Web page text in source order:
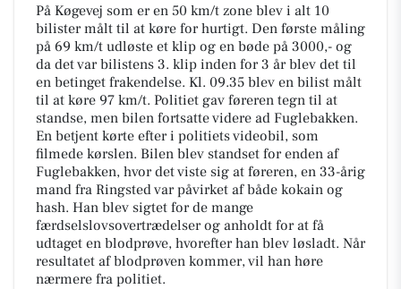
På Køgevej som er en 50 km/t zone blev i alt 10
bilister målt til at køre for hurtigt. Den første måling
på 69 km/t udløste et klip og en bøde på 3000,- og
da det var bilistens 3. klip inden for 3 år blev det til
en betinget frakendelse. Kl. 09.35 blev en bilist målt
til at køre 97 km/t. Politiet gav føreren tegn til at
standse, men bilen fortsatte videre ad Fuglebakken.
En betjent kørte efter i politiets videobil, som
filmede kørslen. Bilen blev standset for enden af
Fuglebakken, hvor det viste sig at føreren, en 33-årig
mand fra Ringsted var påvirket af både kokain og
hash. Han blev sigtet for de mange
færdselslovsovertrædelser og anholdt for at få
udtaget en blodprøve, hvorefter han blev løsladt. Når
resultatet af blodprøven kommer, vil han høre
nærmere fra politiet.